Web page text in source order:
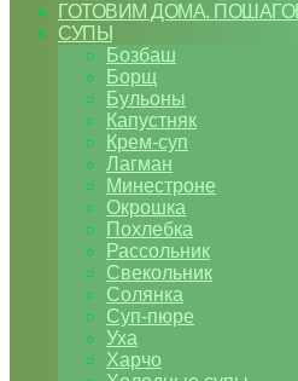
ГОТОВИМ ДОМА.
СУПЫ
Бозбаш
Борщ
Бульоны
Капустняк
Крем-суп
Лагман
Минестроне
Окрошка
Похлебка
Рассольник
Свекольник
Солянка
Суп-пюре
Уха
Харчо